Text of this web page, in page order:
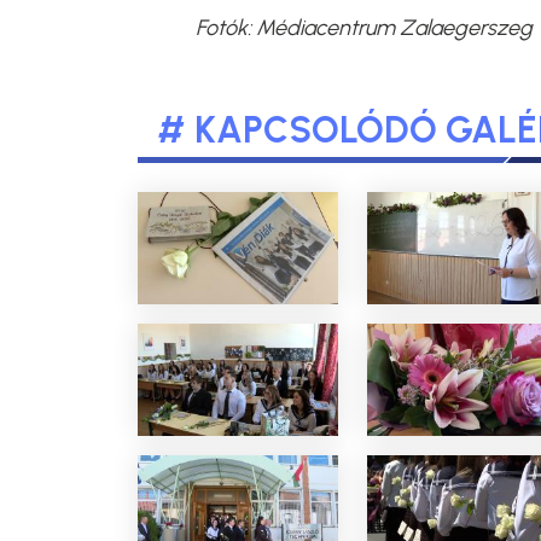
Fotók: Médiacentrum Zalaegerszeg
# KAPCSOLÓDÓ